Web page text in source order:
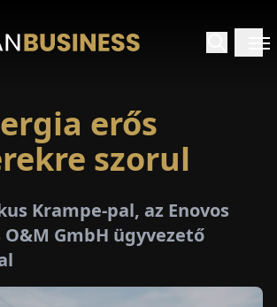
erős
szorul
Krampe-pal, az Enovos
O&M GmbH ügyvezető